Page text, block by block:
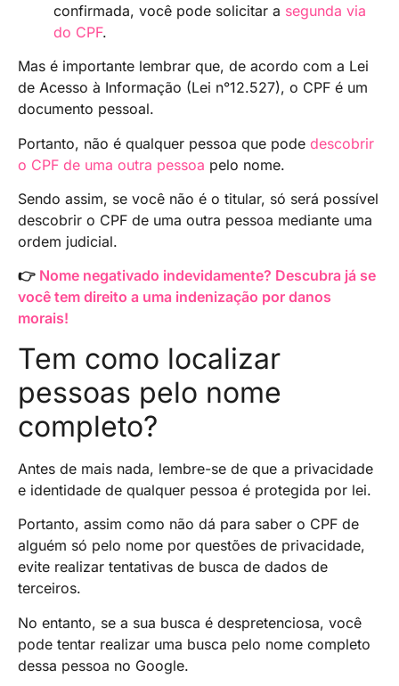
confirmada, você pode solicitar a segunda via
do CPF.
Mas é importante lembrar que, de acordo com a Lei
de Acesso à Informação (Lei n°12.527), o CPF é um
documento pessoal.
Portanto, não é qualquer pessoa que pode descobrir
o CPF de uma outra pessoa pelo nome.
Sendo assim, se você não é o titular, só será possível
descobrir o CPF de uma outra pessoa mediante uma
ordem judicial.
👉 Nome negativado indevidamente? Descubra já se
você tem direito a uma indenização por danos
morais!
Tem como localizar
pessoas pelo nome
completo?
Antes de mais nada, lembre-se de que a privacidade
e identidade de qualquer pessoa é protegida por lei.
Portanto, assim como não dá para saber o CPF de
alguém só pelo nome por questões de privacidade,
evite realizar tentativas de busca de dados de
terceiros.
No entanto, se a sua busca é despretenciosa, você
pode tentar realizar uma busca pelo nome completo
dessa pessoa no Google.